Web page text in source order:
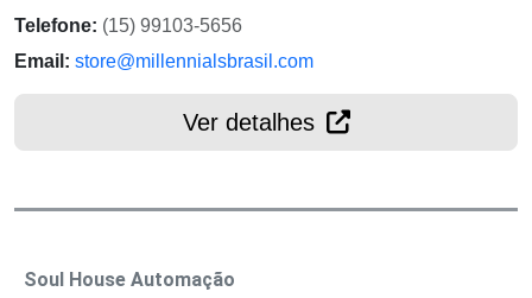
Telefone: (15) 99103-5656
Email: store@millennialsbrasil.com
Ver detalhes
Soul House Automação